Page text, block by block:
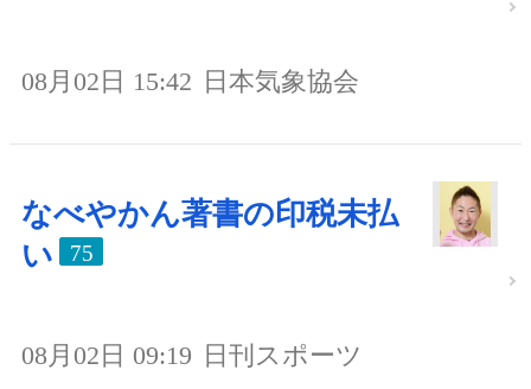
08月02日 15:42 日本気象協会
なべやかん著書の印税未払
い
75
08月02日 09:19 日刊スポーツ